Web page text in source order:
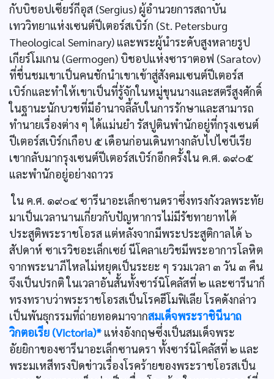
กับบิชอปเซียร์กีอุส (Sergius) ผู้อำนวยการสถาบัน
เทววิทยาแห่งเซนต์ปีเตอร์สเบิร์ก (St. Petersburg
Theological Seminary) และพระผู้นำระดับสูงหลายรูป
เกียร์โมเกน (Germogen) บิชอปแห่งซาราตอฟ (Saratov)
ที่ชื่นชมเขาเป็นคนชักนำเขาเข้าสู่สังคมเซนต์ปีเตอร์ส
เบิร์กและทำให้เขาเป็นที่รู้จักในหมู่ขุนนางและสตรีสูงศักดิ์
ในฐานะนักบวชที่มีอำนาจลี้ลับในการรักษาและสามารถ
ทำนายเรื่องต่าง ๆ ได้แม่นยำ รัสปูตินพำนักอยู่ที่กรุงเซนต์
ปีเตอร์สเบิร์กเกือบ ๕ เดือนก่อนเดินทางกลับไปไซบีเรีย
เขากลับมากรุงเซนต์ปีเตอร์สเบิร์กอีกครั้งใน ค.ศ. ๑๙๐๕
และพำนักอยู่อย่างถาวร
ใน ค.ศ. ๑๙๐๔ ซารีนาอะเล็กซานดราซึ่งทรงกังวลพระทัย
มาเป็นเวลานานเกี่ยวกับปัญหาการไม่มีรัชทายาทได้
ประสูติพระราชโอรส แต่หลังจากมีพระประสูติกาลได้ ๖
สัปดาห์ ซาเรวิชอะเล็กเซย์ นีโคลาเยวิชมีพระอาการโลหิต
จากพระนาภีไหลไม่หยุดเป็นระยะ ๆ รวมเวลา ๓ วัน ๓ คืน
จึงเป็นปรกติ ในเวลาอันสั้นทั้งซาร์นิโคลัสที่ ๒ และซารีนาก็
ทรงทราบว่าพระราชโอรสเป็นโรคฮีโมฟิเลีย โรคดังกล่าว
เป็นพันธุกรรมที่ถ่ายทอดมาจากสมเด็จพระราชินีนาถ
วิกตอเรีย (Victoria)* แห่งอังกฤษซึ่งเป็นสมเด็จพระ
อัยยิกาของซารีนาอะเล็กซานดรา ทั้งซาร์นิโคลัสที่ ๒ และ
พระมเหสีทรงปิดข่าวเรื่องโรคร้ายของพระราชโอรสเป็น